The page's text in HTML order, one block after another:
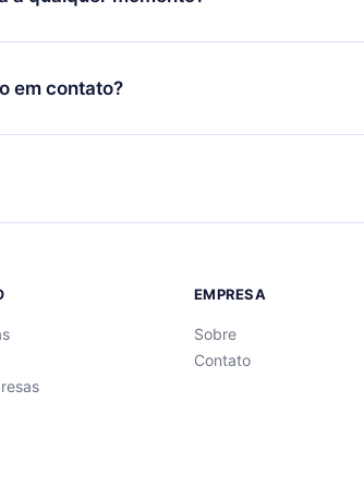
aplicativo disponível para iOS, Android e
assinatura do 12min, você pode cancelar a
cobrança não ocorrerá.
em contato?
porsupport@12min.com.
EMPRESA
Sobre
Contato